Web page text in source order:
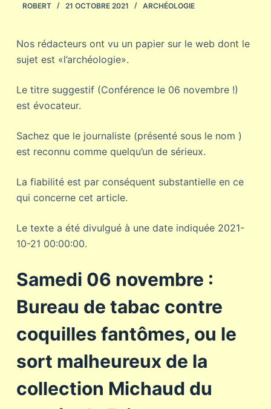
n
u
ROBERT 21 OCTOBRE 2021 ARCHÉOLOGIE
Nos rédacteurs ont vu un papier sur le web dont le
sujet est «l’archéologie».
Le titre suggestif (Conférence le 06 novembre !)
est évocateur.
Sachez que le journaliste (présenté sous le nom )
est reconnu comme quelqu’un de sérieux.
La fiabilité est par conséquent substantielle en ce
qui concerne cet article.
Le texte a été divulgué à une date indiquée 2021-
10-21 00:00:00.
Samedi 06 novembre :
Bureau de tabac contre
coquilles fantômes, ou le
sort malheureux de la
collection Michaud du